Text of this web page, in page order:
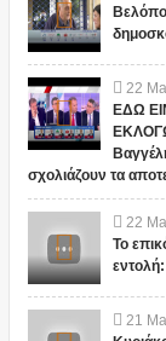
22
ΕΔΩ
σχολιάζουν τα
22
Το
21